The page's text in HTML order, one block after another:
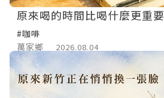
原來喝的時間比喝什麼更重要
#咖啡
萬家鄉
2026.08.04